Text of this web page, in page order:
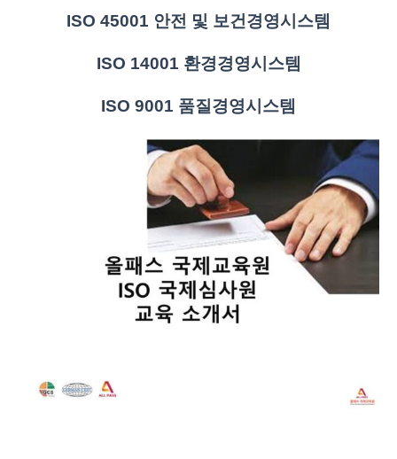
ISO 45001 안전 및 보건경영시스템
ISO 14001 환경경영시스템
ISO 9001 품질경영시스템